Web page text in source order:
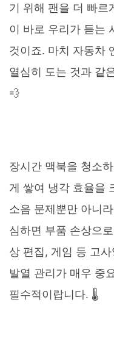
기 위해 팬을 더 빠르
이 바로 우리가 듣는
것이죠. 마치 자동차
열심히 도는 것과 같
💨
장시간 맥북을 청소
게 쌓여 냉각 효율을
소음 문제뿐만 아니
심하면 부품 손상으
상 편집, 게임 등 고
발열 관리가 매우 중
필수적이랍니다. 🌡️